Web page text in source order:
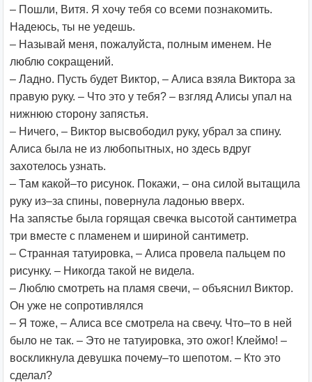
– Пошли, Витя. Я хочу тебя со всеми познакомить.
Надеюсь, ты не уедешь.
– Называй меня, пожалуйста, полным именем. Не
люблю сокращений.
– Ладно. Пусть будет Виктор, – Алиса взяла Виктора за
правую руку. – Что это у тебя? – взгляд Алисы упал на
нижнюю сторону запястья.
– Ничего, – Виктор высвободил руку, убрал за спину.
Алиса была не из любопытных, но здесь вдруг
захотелось узнать.
– Там какой–то рисунок. Покажи, – она силой вытащила
руку из–за спины, повернула ладонью вверх.
На запястье была горящая свечка высотой сантиметра
три вместе с пламенем и шириной сантиметр.
– Странная татуировка, – Алиса провела пальцем по
рисунку. – Никогда такой не видела.
– Люблю смотреть на пламя свечи, – объяснил Виктор.
Он уже не сопротивлялся
– Я тоже, – Алиса все смотрела на свечу. Что–то в ней
было не так. – Это не татуировка, это ожог! Клеймо! –
воскликнула девушка почему–то шепотом. – Кто это
сделал?